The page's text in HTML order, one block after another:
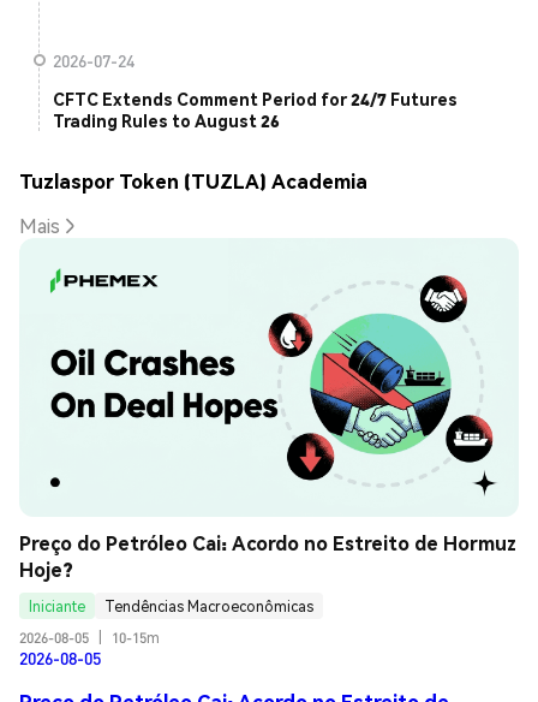
2026-07-24
CFTC Extends Comment Period for 24/7 Futures
Trading Rules to August 26
Tuzlaspor Token (TUZLA) Academia
Mais
Preço do Petróleo Cai: Acordo no Estreito de Hormuz
Hoje?
Iniciante
Tendências Macroeconômicas
2026-08-05
10-15m
2026-08-05